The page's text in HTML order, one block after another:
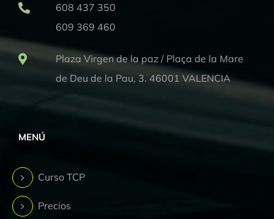
608 437 350
609 369 460
Plaza Virgen de la paz / Plaça de la Mare
de Deu de la Pau, 3. 46001 VALENCIA
MENÚ
Curso TCP
Precios